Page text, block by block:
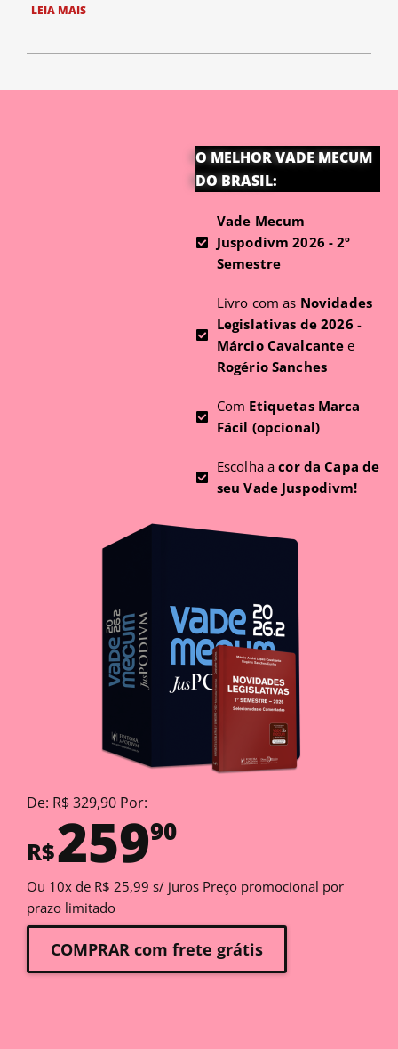
LEIA MAIS
O MELHOR VADE MECUM
DO BRASIL:
Vade Mecum
Juspodivm 2026 - 2º
Semestre
Livro com as Novidades
Legislativas de 2026 -
Márcio Cavalcante e
Rogério Sanches
Com Etiquetas Marca
Fácil (opcional)
Escolha acor da Capa de
seu Vade Juspodivm!
De: R$ 329,90 Por:
R$25990
Ou 10x de R$ 25,99 s/ juros Preço promocional por
prazo limitado
COMPRAR com frete grátis